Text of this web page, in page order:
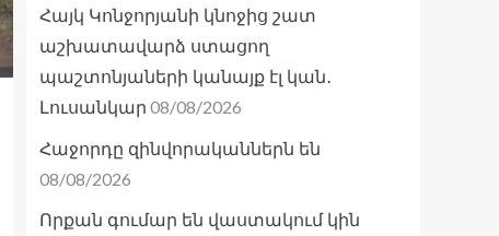
Հայկ Կոնջորյանի կնոջից շատ
աշխատավարձ ստացող
պաշտոնյաների կանայք էլ կան․
Լուսանկար 08/08/2026
Հաջորդը զինվորականներն են
08/08/2026
Որքան գումար են վաստակում կին